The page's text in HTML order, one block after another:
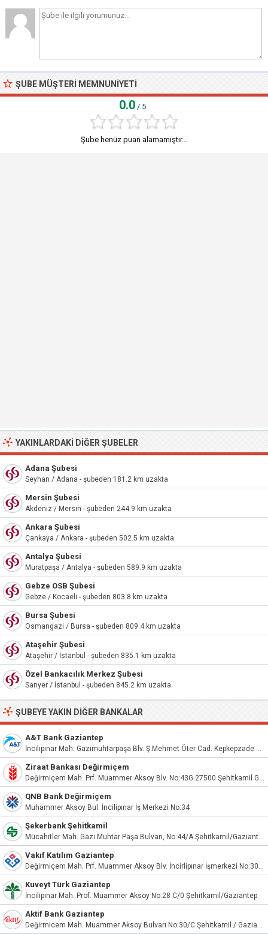
ŞUBE MÜŞTERI MEMNUNIYETI
0.0 / 5
Şube henüz puan alamamıştır...
YAKINLARDAKI DIĞER ŞUBELER
Adana Şubesi
Seyhan / Adana - şubeden 181.2 km uzakta
Mersin Şubesi
Akdeniz / Mersin - şubeden 244.9 km uzakta
Ankara Şubesi
Çankaya / Ankara - şubeden 502.5 km uzakta
Antalya Şubesi
Muratpaşa / Antalya - şubeden 589.9 km uzakta
Gebze OSB Şubesi
Gebze / Kocaeli - şubeden 803.8 km uzakta
Bursa Şubesi
Osmangazi / Bursa - şubeden 809.4 km uzakta
Ataşehir Şubesi
Ataşehir / İstanbul - şubeden 835.1 km uzakta
Özel Bankacılık Merkez Şubesi
Sarıyer / İstanbul - şubeden 845.2 km uzakta
ŞUBEYE YAKIN DIĞER BANKALAR
A&T Bank Gaziantep
İncilipınar Mah. Gazimuhtarpaşa Blv. Ş.Mehmet Öter Cad. Kepkepzade Park İş Merkezi B Blok No:13 Kat:2 D:6 Şehitkamil / Gaziantep
Ziraat Bankası Değirmiçem
Değirmiçem Mah. Prf. Muammer Aksoy Blv. No:43G 27500 Şehitkamil Gaziantep
QNB Bank Değirmiçem
Muhammer Aksoy Bul. İncilipınar İş Merkezi No:34
Şekerbank Şehitkamil
Mücahitler Mah. Gazi Muhtar Paşa Bulvarı, No:44/A Şehitkamil/Gaziantep
Vakıf Katılım Gaziantep
Değirmiçem Mah. Prf. Muammer Aksoy Blv. İncirlipınar İşmerkezi No:30E Şehitkamil/Gaziantep
Kuveyt Türk Gaziantep
İncilipınar Mah. Prof. Muammer Aksoy No:28 C/0 Şehitkamil/Gaziantep
Aktif Bank Gaziantep
Değirmicem Mah. Muammer Aksoy Bulvarı No:30/C Şehitkamil / Gaziantep